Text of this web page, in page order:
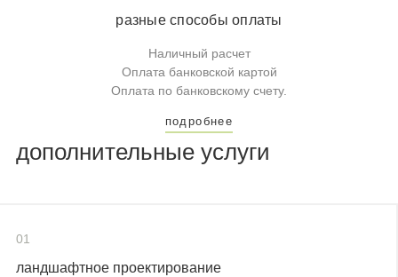
разные способы оплаты
Наличный расчет
Оплата банковской картой
Оплата по банковскому счету.
подробнее
дополнительные услуги
01
ландшафтное проектирование